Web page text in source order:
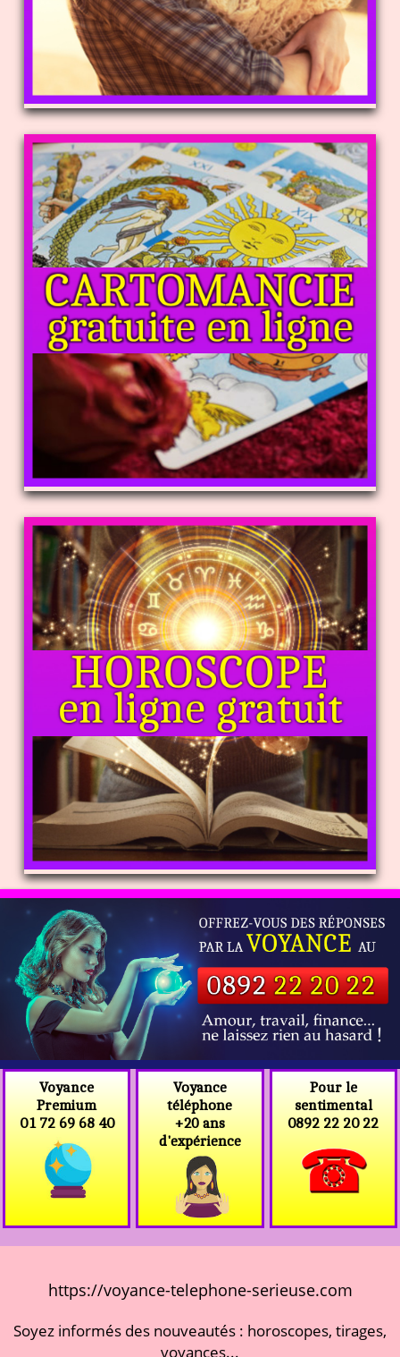
Voyance
Premium
01 72 69 68 40
Voyance
téléphone
+20 ans
d'expérience
Pour le
sentimental
0892 22 20 22
https://voyance-telephone-serieuse.com
Soyez informés des nouveautés : horoscopes, tirages,
voyances...